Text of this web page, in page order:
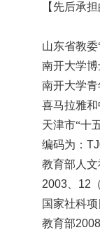
【先后承
山东省教委
南开大学
南开大学青
喜马拉雅和
天津市“十
编码为：
教育部人
2003、12
国家社科
教育部